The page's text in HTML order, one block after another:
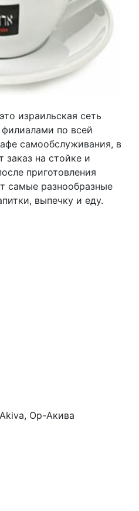
израильская сеть
по всей
самообслуживания, в
заказ на стойке и
приготовления
самые разнообразные
выпечку и еду.
Ор-Акива